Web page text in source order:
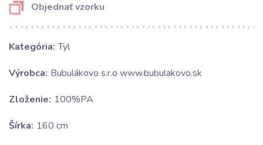
Objednať vzorku
Kategória: Tyl
Výrobca: Bubulákovo s.r.o www.bubulakovo.sk
Zloženie: 100%PA
Šírka: 160 cm